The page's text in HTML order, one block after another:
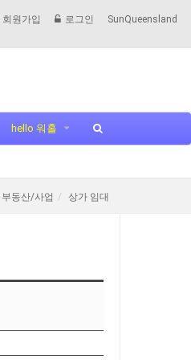
회원가입 로그인 SunQueensland
hello 워홀
부동산/사업 상가 임대